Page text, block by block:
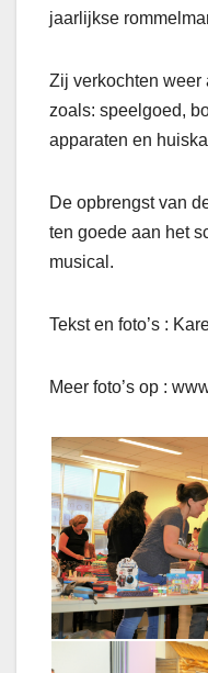
jaarlijkse
Zij verkochten
zoals: speelgoed,
apparaten en
De opbrengst van
ten goede aan het
musical.
Tekst en foto’s :
Meer foto’s op :